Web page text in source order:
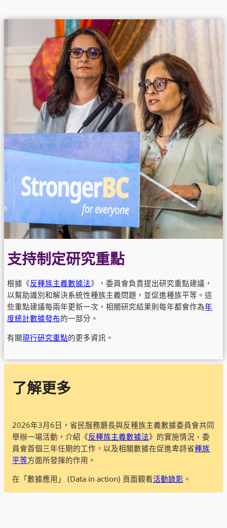
支持制定研究重點
根據《反種族主義數據法》，委員會負責提出研究重點建議，
以幫助識別和解決系統性種族主義問題，並促進種族平等。這
些重點建議每兩年更新一次，相關研究結果則每年都會作為年
度統計數據發布的一部分。
有關現行研究重點的更多資訊。
了解更多
2026年3月6日，省民服務廳長與反種族主義數據委員會共同
舉辦一場活動，介紹《反種族主義數據法》的實施情況、委
員會首個三年任期的工作，以及相關數據在促進卑詩省種族
平等方面所發揮的作用。
在「數據應用」 (Data in action) 頁面觀看活動錄影 。